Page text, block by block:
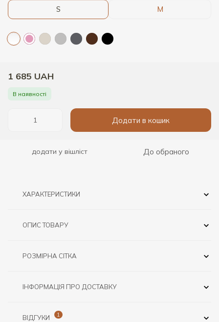
S M
В наявності
1 685 UAH
Додати в кошик
додати у вішліст До обраного
ХАРАКТЕРИСТИКИ
ОПИС ТОВАРУ
РОЗМІРНА СІТКА
ІНФОРМАЦІЯ ПРО ДОСТАВКУ
ВІДГУКИ 1